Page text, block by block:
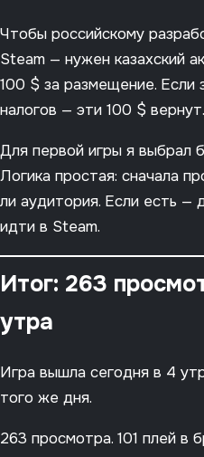
Чтобы российскому
Steam — нужен казахский
100 $ за размещение.
налогов — эти 100 $ вернут.
Для первой игры я выбрал
Логика простая: сначала
ли аудитория. Если есть —
идти в Steam.
Итог: 263
утра
Игра вышла сегодня в 4
того же дня.
263 просмотра. 101 плей в